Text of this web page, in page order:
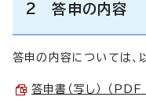
2 答申の内容
答申の内容については、
答申書（写し） （